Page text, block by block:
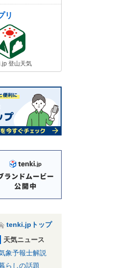
震 津波の心配
リ
登山天気
tenki.jpトップ
天気ニュース
象予報士解説
らしの話題